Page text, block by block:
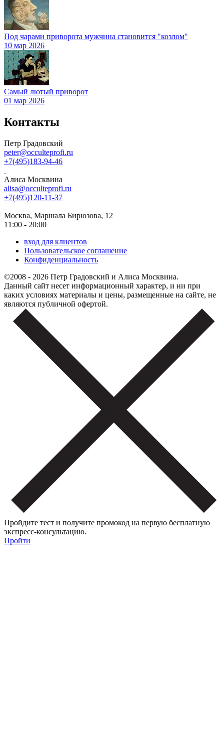
Под чарами приворота мужчина становится "козлом"
10 мар 2026
Самый лютый приворот
01 мар 2026
Контакты
Петр Градовский
peter@occulteprofi.ru
+7(495)183-94-46
Алиса Москвина
alisa@occulteprofi.ru
+7(495)120-11-37
Москва, Маршала Бирюзова, 12
11:00 - 20:00
вход для клиентов
Пользовательское соглашение
Конфиденциальность
©2008 - 2026 Петр Градовский и Алиса Москвина.
Данный сайт несет информационный характер, и ни при
каких условиях материалы и цены, размещенные на сайте, не
являются публичной офертой.
Пройдите тест и получите промокод на первую бесплатную
экспресс-консультацию.
Пройти